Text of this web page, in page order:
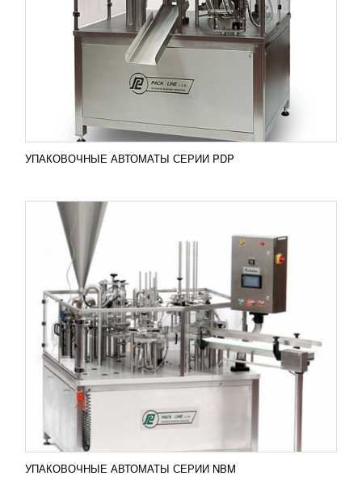
УПАКОВОЧНЫЕ АВТОМАТЫ СЕРИИ PDP
УЗНАТЬ ЦЕНУ
Автоматы серии NBM используются в процессе
формирования упаковки различной пищевой
продукции. Машины оснащены круговым 12-
позиционным ротором....
ПОДРОБНЕЕ
Добавить в сравнение
УПАКОВОЧНЫЕ АВТОМАТЫ СЕРИИ NBM
ЛИНИИ СБОРКИ ГОТОВЫХ ВТОРЫХ БЛЮД
УЗНАТЬ ЦЕНУ
Линия сборки применяется на предприятиях,
производящих готовые блюда или
полуфабрикаты. Возможности оборудования
предусматривают вариант полностью...
ПОДРОБНЕЕ
Добавить в сравнение